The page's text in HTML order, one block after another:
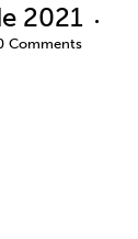
2021
Comments